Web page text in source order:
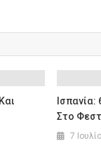
Στο
7